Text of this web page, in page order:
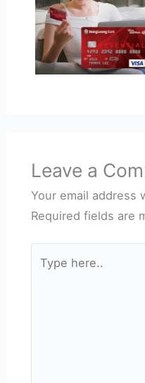
Leave a
Your email address
Required fields are
here..